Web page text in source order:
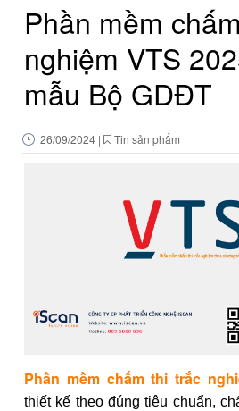
Phần mềm
nghiệm VTS
mẫu Bộ GDĐT
26/09/2024 | Tin sản phẩm
Phần mềm chấm thi trắc
thiết kế theo đúng tiêu chuẩn,